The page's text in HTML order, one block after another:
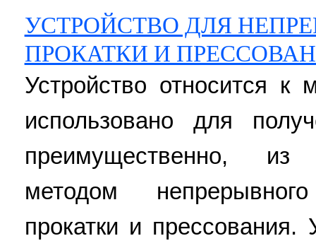
УСТРОЙСТВО ДЛЯ
ПРОКАТКИ И
Устройство относится к
использовано для
преимущественно,
методом
прокатки и прессования.